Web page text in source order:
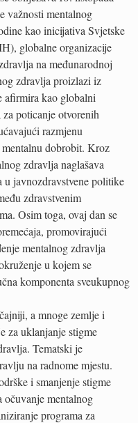
važnosti mentalnog
kao inicijativa Svjetske
globalne organizacije
na međunarodnoj
zdravlja proizlazi iz
afirmira kao globalni
poticanje otvorenih
razmjenu
dobrobit. Kroz
zdravlja naglašava
u javnozdravstvene politike
zdravstvenim
Osim toga, ovaj dan se
promovirajući
mentalnog zdravlja
u kojem se
komponenta sveukupnog
a mnoge zemlje i
za uklanjanje stigme
Tematski je
na radnome mjestu.
i smanjenje stigme
mentalnog
programa za